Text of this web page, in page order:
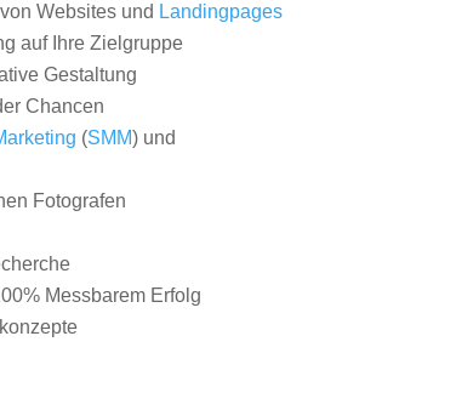
Websites und Landingpages
auf Ihre Zielgruppe
Gestaltung
Chancen
(SMM) und
Fotografen
Messbarem Erfolg